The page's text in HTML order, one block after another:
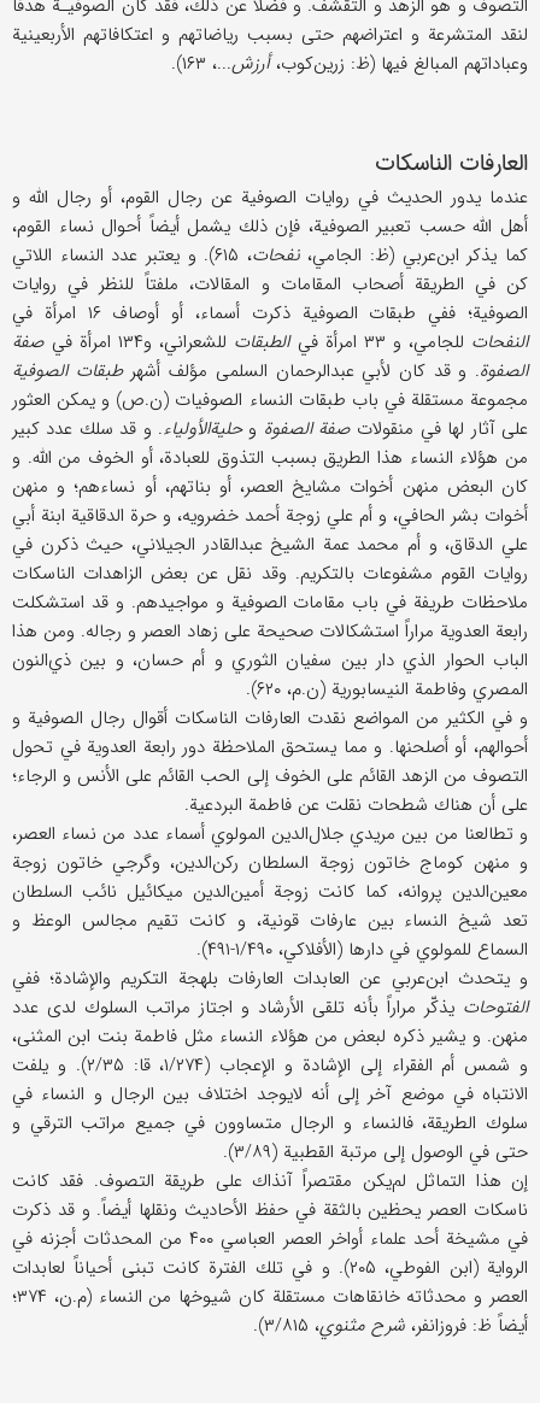
التصوف و هو الزهد و التقشف. و فضلاً عن ذلك، فقد كان الصوفيـة هدفاً
لنقد المتشرعة و اعتراضهم حتى بسبب رياضاتهم و اعتكافاتهم الأربعينية
وعباداتهم المبالغ فيها (ظ: زرين‌كوب،أرزش...، ۱۶۳).
العارفات الناسكات
عندما يدور الحديث في روايات الصوفية عن رجال القوم، أو رجال الله و
أهل الله حسب تعبير الصوفية، فإن ذلك يشمل أيضاً أحوال نساء القوم،
كما يذكر ابن‌عربي (ظ: الجامي،نفحات
، ۶۱۵). و يعتبر عدد النساء اللاتي
كن في الطريقة أصحاب المقامات و المقالات، ملفتاً للنظر في روايات
الصوفية؛ ففي طبقات الصوفية ذكرت أسماء، أو أوصاف ۱۶ امرأة في
النفحات للجامي، و ۳۳ امرأة في الطبقات للشعراني، و۱۳۴ امرأة في
صفة
الصفوة. و قد كان لأبي عبدالرحمان السلمى مؤلف أشهرطبقات الصوفية
مجموعة مستقلة في باب طبقات النساء الصوفيات (ن.ص) و يمكن العثور
على آثار لها في منقولات صفة الصفوة وحلية‌الأولياء. و قد سلك عدد كبير
من هؤلاء النساء هذا الطريق بسبب التذوق للعبادة، أو الخوف من الله. و
كان البعض منهن أخوات مشايخ العصر، أو بناتهم، أو نساءهم؛ و منهن
أخوات بشر الحافي، و أم علي زوجة أحمد خضرويه، و حرة الدقاقية ابنة أبي
علي الدقاق، و أم محمد عمة الشيخ عبد‌القادر الجيلاني، حيث ذكرن في
روايات القوم مشفوعات بالتكريم. وقد نقل عن بعض الزاهدات الناسكات
ملاحظات طريفة في باب مقامات الصوفية و مواجيدهم. و قد استشكلت
رابعة العدوية مراراً استشكالات صحيحة على زهاد العصر و رجاله. ومن هذا
الباب الحوار الذي دار بين سفيان الثوري و أم حسان، و بين ذي‌النون
المصري وفاطمة النيسابورية (ن.م، ۶۲۰).
و في الكثير من المواضع نقدت العارفات الناسكات أقوال رجال الصوفية و
أحوالهم، أو أصلحنها. و مما يستحق الملاحظة دور رابعة العدوية في تحول
التصوف من الزهد القائم على الخوف إلى الحب القائم على الأنس و الرجاء؛
على أن هناك شطحات نقلت عن فاطمة البردعية.
و تطالعنا من بين مريدي جلال‌الدين المولوي أسماء عدد من نساء العصر،
و منهن كوماج خاتون زوجة السلطان ركن‌الدين، وگرجي خاتون زوجة
معين‌الدين پروانه، كما كانت زوجة أمين‌الدين ميكائيل نائب السلطان
تعد شيخ النساء بين عارفات قونية، و كانت تقيم مجالس الوعظ و
السماع للمولوي في دارها (الأفلاكي، ۱/۴۹۰-۴۹۱).
و يتحدث ابن‌عربي عن العابدات العارفات بلهجة التكريم والإشادة؛ ففي
الفتوحات يذكّر مراراً بأنه تلقى الأرشاد و اجتاز مراتب السلوك لدى عدد
منهن. و يشير ذكره لبعض من هؤلاء النساء مثل فاطمة بنت ابن المثنى،
و شمس أم الفقراء إلى الإشادة و الإعجاب (۱/۲۷۴، قا: ۲/۳۵). و يلفت
الانتباه في موضع آخر إلى أنه لايوجد اختلاف بين الرجال و النساء في
سلوك الطريقة، فالنساء و الرجال متساوون في جميع مراتب الترقي و
حتى في الوصول إلى مرتبة القطبية (۳/۸۹).
إن هذا التماثل لم‌يكن مقتصراً آنذاك على طريقة التصوف. فقد كانت
ناسكات العصر يحظين بالثقة في حفظ الأحاديث ونقلها أيضاً. و قد ذكرت
في مشيخة أحد علماء أواخر العصر العباسي ۴۰۰ من المحدثات أجزنه في
الرواية (ابن الفوطي، ۲۰۵). و في تلك الفترة كانت تبنى أحياناً لعابدات
العصر و محدثاته خانقاهات مستقلة كان شيوخها من النساء (م.ن، ۳۷۴؛
أيضاً ظ: فروزانفر، شرح مثنوي، ۳/۸۱۵).